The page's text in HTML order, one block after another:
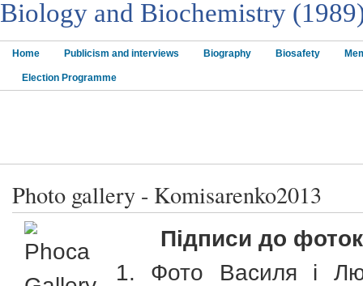
Biology and Biochemistry
Home Publicism and interviews Biography Biosafety
Election Programme
Photo gallery - Komisarenko2013
Підписи до
1. Фото Василя і